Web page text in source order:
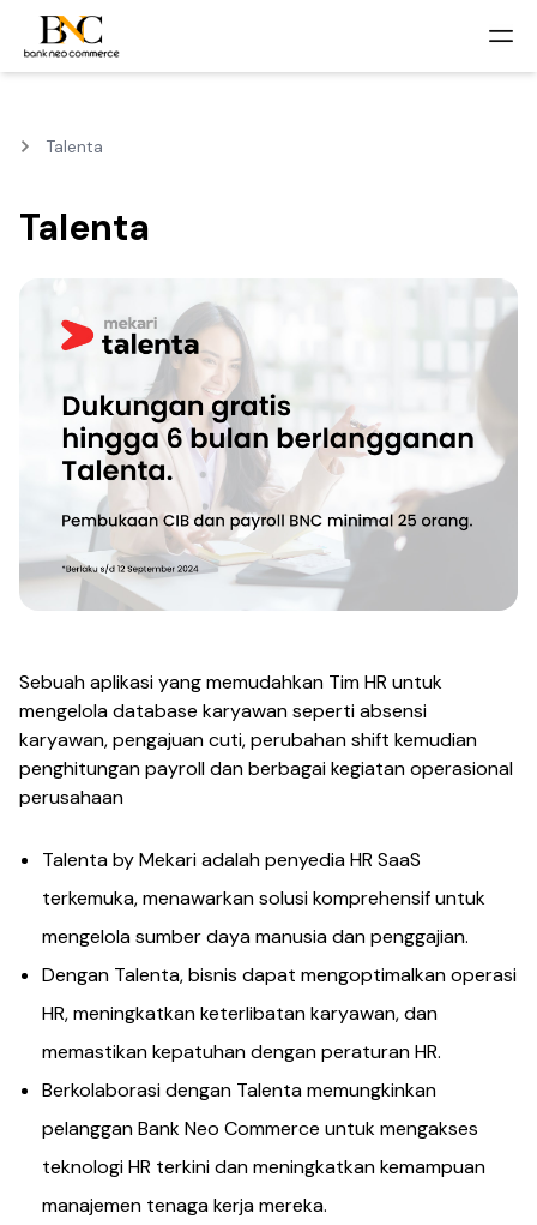
Talenta
Talenta
Sebuah aplikasi yang memudahkan Tim HR untuk
mengelola database karyawan seperti absensi
karyawan, pengajuan cuti, perubahan shift kemudian
penghitungan payroll dan berbagai kegiatan operasional
perusahaan
Talenta by Mekari adalah penyedia HR SaaS
terkemuka, menawarkan solusi komprehensif untuk
mengelola sumber daya manusia dan penggajian.
Dengan Talenta, bisnis dapat mengoptimalkan operasi
HR, meningkatkan keterlibatan karyawan, dan
memastikan kepatuhan dengan peraturan HR.
Berkolaborasi dengan Talenta memungkinkan
pelanggan Bank Neo Commerce untuk mengakses
teknologi HR terkini dan meningkatkan kemampuan
manajemen tenaga kerja mereka.